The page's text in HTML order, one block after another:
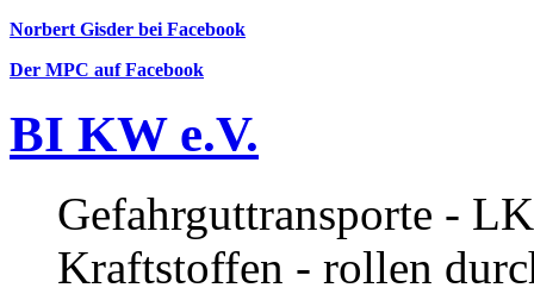
Norbert Gisder bei Facebook
Der MPC auf Facebook
BI KW e.V.
Gefahrguttransporte -
Kraftstoffen - rollen